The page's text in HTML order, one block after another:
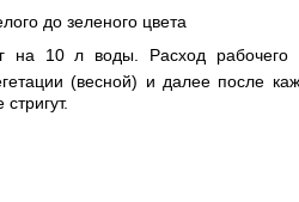
до зеленого цвета
на 10 л воды. Расход рабочего
(весной) и далее после